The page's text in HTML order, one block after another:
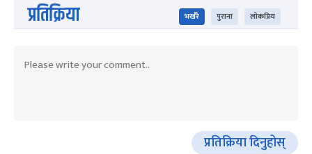
प्रतिक्रिया भर्खरै पुराना लोकप्रिय
प्रतिक्रिया दिनुहोस्